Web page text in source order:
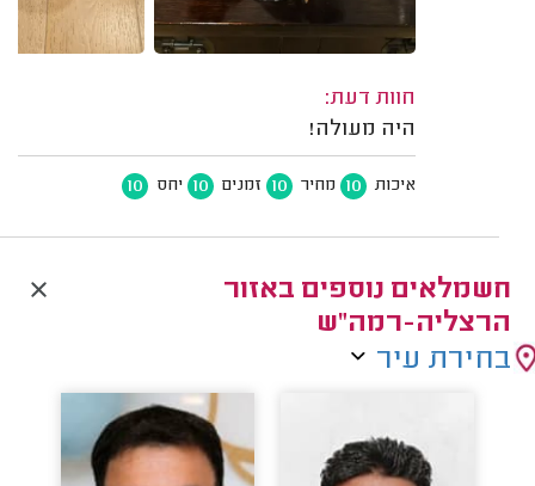
חוות דעת:
היה מעולה!
איכות 10 מחיר 10 זמנים 10 יחס 10
חשמלאים נוספים באזור
הרצליה-רמה"ש
בחירת עיר